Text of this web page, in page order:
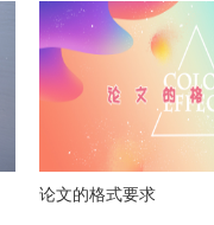
论文的格式要求